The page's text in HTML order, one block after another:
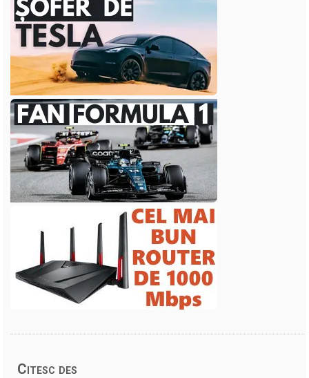
Citesc des